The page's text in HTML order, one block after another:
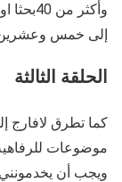
وأكثر
إلى خمس وعشرين
الحلقة الثالثة
كما تطرق لافارج
موضوعات
ويجب أن